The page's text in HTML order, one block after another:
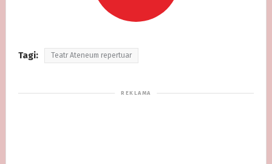
Tagi: Teatr Ateneum repertuar